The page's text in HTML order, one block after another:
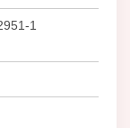
1